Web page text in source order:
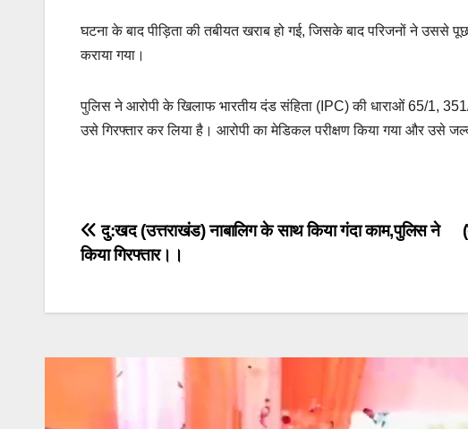
घटना के बाद पीड़िता की तबीयत खराब हो गई, जिसके बाद परिजनों ने उससे
कराया गया।
पुलिस ने आरोपी के खिलाफ भारतीय दंड संहिता (IPC) की धाराओं 65/1,
उसे गिरफ्तार कर लिया है। आरोपी का मेडिकल परीक्षण किया गया और उसे जल्द
Post
navigation
दु:खद (उत्तराखंड) नाबालिग के साथ किया गंदा काम,पुलिस ने
किया गिरफ्तार।।